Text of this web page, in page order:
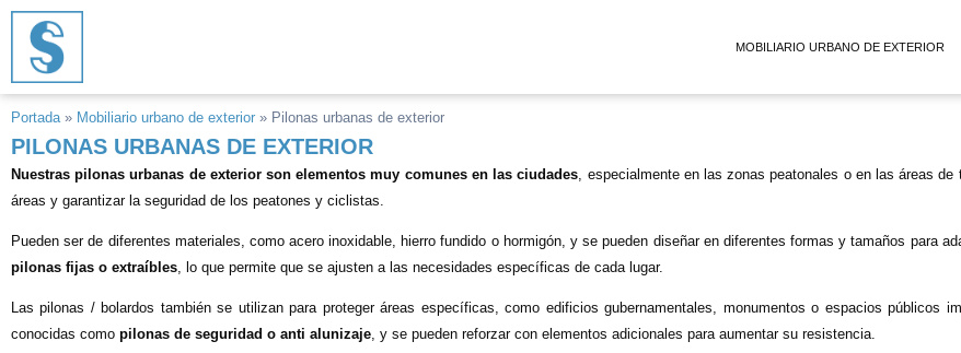
contenido
MOBILIARIO URBANO DE EXTERIOR
Portada» Mobiliario urbano de exterior » Pilonas urbanas de exterior
PILONAS URBANAS DE EXTERIOR
Nuestras pilonas urbanas de exterior son elementos muy comunes en las ciudades, especialmente en las zonas peatonales o en las áreas
áreas y garantizar la seguridad de los peatones y ciclistas.
Pueden ser de diferentes materiales, como acero inoxidable, hierro fundido o hormigón, y se pueden diseñar en diferentes formas y tamaños para
pilonas fijas o extraíbles, lo que permite que se ajusten a las necesidades específicas de cada lugar.
Las pilonas / bolardos también se utilizan para proteger áreas específicas, como edificios gubernamentales, monumentos o espacios públicos
conocidas como pilonas de seguridad o anti alunizaje, y se pueden reforzar con elementos adicionales para aumentar su resistencia.